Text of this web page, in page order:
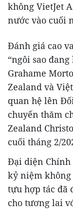
không VietJet
nước vào cuối
Đánh giá cao
“ngôi sao
Grahame
Zealand và
quan hệ lên
chuyến thăm
Zealand
cuối tháng 2/
Đại diện Chính
kỷ niệm
tựu hợp tác đã
cho tương lai